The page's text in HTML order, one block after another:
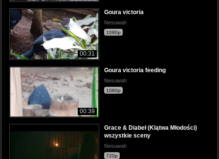
00:31
Goura victoria
Nesuwah
1080p
00:39
Goura victoria feeding
Nesuwah
1080p
Grace & Diabeł (Klątwa Młodości)
wszystkie sceny
Nesuwah
720p